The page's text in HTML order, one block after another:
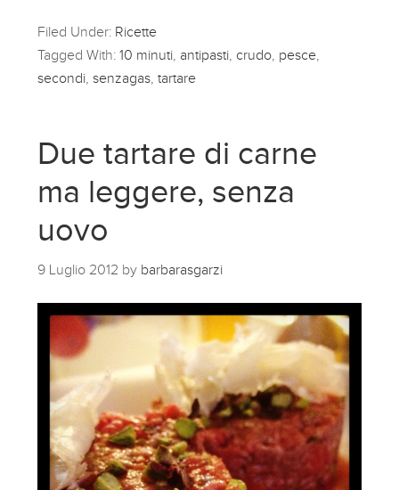
Filed Under: Ricette
Tagged With:10 minuti antipasti crudo pesce
secondi ,senzagas ,tartare
Due tartare di carne
ma leggere, senza
uovo
9 Luglio 2012 by barbarasgarzi